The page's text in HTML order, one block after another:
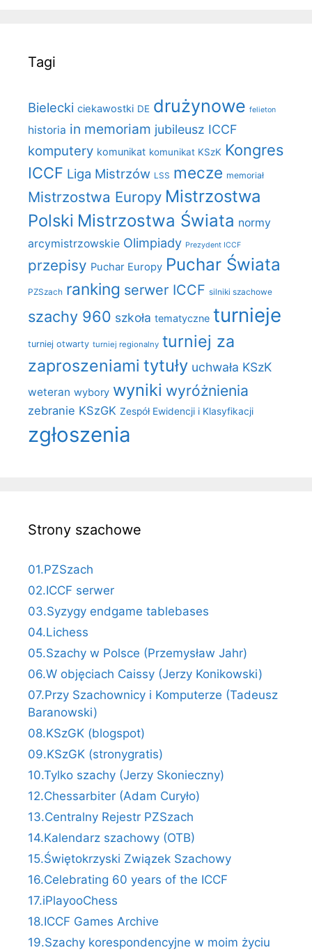
Tagi
Bielecki ciekawostki DE drużynowe felieton
historia in memoriam jubileusz ICCF
komputery komunikat komunikat KSzK Kongres
ICCF Liga Mistrzów LSS mecze memoriał
Mistrzostwa Europy Mistrzostwa
Polski Mistrzostwa Świata normy
arcymistrzowskie Olimpiady Prezydent ICCF
przepisy Puchar Europy Puchar Świata
PZSzach ranking serwer ICCF silniki szachowe
szachy 960 szkoła tematyczne turnieje
turniej otwarty turniej regionalny turniej za
zaproszeniami tytuły uchwała KSzK
weteran wybory wyniki wyróżnienia
zebranie KSzGK Zespół Ewidencji i Klasyfikacji
zgłoszenia
Strony szachowe
01.PZSzach
02.ICCF serwer
03.Syzygy endgame tablebases
04.Lichess
05.Szachy w Polsce (Przemysław Jahr)
06.W objęciach Caissy (Jerzy Konikowski)
07.Przy Szachownicy i Komputerze (Tadeusz
Baranowski)
08.KSzGK (blogspot)
09.KSzGK (stronygratis)
10.Tylko szachy (Jerzy Skonieczny)
12.Chessarbiter (Adam Curyło)
13.Centralny Rejestr PZSzach
14.Kalendarz szachowy (OTB)
15.Świętokrzyski Związek Szachowy
16.Celebrating 60 years of the ICCF
17.iPlayooChess
18.ICCF Games Archive
19.Szachy korespondencyjne w moim życiu